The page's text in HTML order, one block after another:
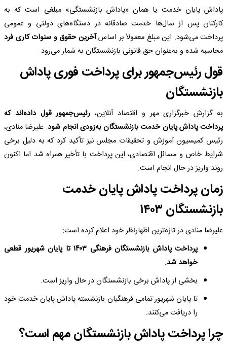
پاداش پایان خدمت یا همان «پاداش بازنشستگی» مبلغی است که به
کارکنان پس از سال‌ها خدمت صادقانه در دستگاه‌های دولتی و عمومی
پرداخت می‌شود. این مبلغ معمولاً بر اساسآخرین حقوق و سنوات کاری فرد
محاسبه شده و به‌عنوان حق قانونی بازنشستگان به شمار می‌رود.
قول رئیس‌جمهور برای پرداخت فوری پاداش
بازنشستگان
به گزارش خبرگزاری مهر و اقتصاد آنلاین، رئیس‌جمهور قول داده‌اند که
پرداخت پاداش پایان خدمت بازنشستگان به‌زودی انجام شود. علیرضا منادی،
رئیس کمیسیون آموزش و تحقیقات مجلس نیز تأکید کرد که به دلیل برخی
شرایط خاص و مسائل اقتصادی، این پرداخت با تأخیر همراه شد اما اکنون
روند واریز در حال انجام است.
زمان پرداخت پاداش پایان خدمت
بازنشستگان ۱۴۰۳
علیرضا منادی در تازه‌ترین اظهارنظر خود اعلام کرده است:
پرداخت پاداش بازنشستگان فرهنگی ۱۴۰۳ تا پایان شهریور قطعی
خواهد شد.
بخشی از پاداش برخی بازنشستگان در حال واریز است.
تا پایان شهریور تمامی فرهنگیان بازنشسته پاداش پایان خدمت خود
را دریافت می‌کنند.
چرا پرداخت پاداش بازنشستگان مهم است؟